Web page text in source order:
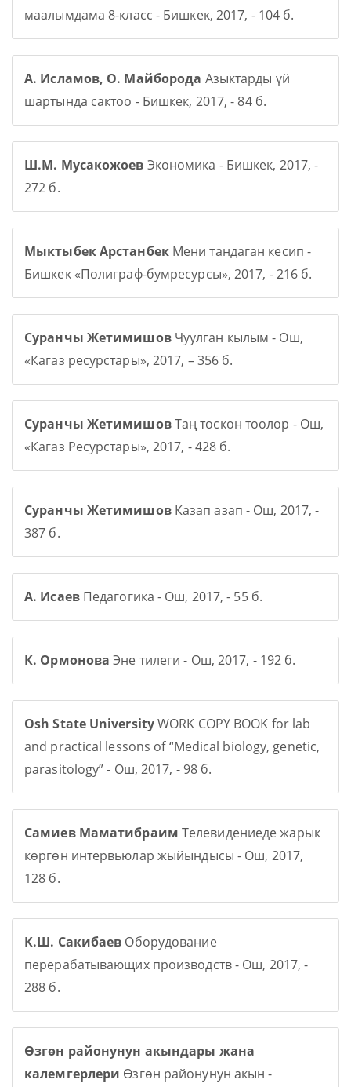
маалымдама 8-класс - Бишкек, 2017, - 104 б.
А. Исламов, О. Майборода Азыктарды үй
шартында сактоо - Бишкек, 2017, - 84 б.
Ш.М. Мусакожоев Экономика - Бишкек, 2017, -
272 б.
Мыктыбек АрстанбекМени тандаган кесип -
Бишкек «Полиграф-бумресурсы», 2017, - 216 б.
Суранчы ЖетимишовЧуулган кылым - Ош,
«Кагаз ресурстары», 2017, – 356 б.
Суранчы ЖетимишовТаң тоскон тоолор - Ош,
«Кагаз Ресурстары», 2017, - 428 б.
Суранчы ЖетимишовКазап азап - Ош, 2017, -
387 б.
А. ИсаевПедагогика - Ош, 2017, - 55 б.
К. Ормонова Эне тилеги - Ош, 2017, - 192 б.
Osh State UniversityWORK COPY BOOK for lab
and practical lessons of “Medical biology, genetic,
parasitology” - Ош, 2017, - 98 б.
Самиев Маматибраим Телевидениеде жарык
көргөн интервьюлар жыйындысы - Ош, 2017,
128 б.
К.Ш. Сакибаев Оборудование
перерабатывающих производств - Ош, 2017, -
288 б.
Өзгөн районунун акындары жана
калемгерлери Өзгөн районунун акын -